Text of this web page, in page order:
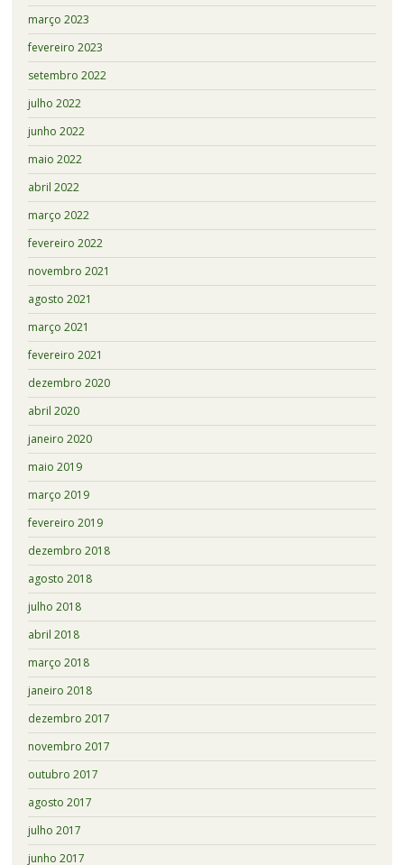
março 2023
fevereiro 2023
setembro 2022
julho 2022
junho 2022
maio 2022
abril 2022
março 2022
fevereiro 2022
novembro 2021
agosto 2021
março 2021
fevereiro 2021
dezembro 2020
abril 2020
janeiro 2020
maio 2019
março 2019
fevereiro 2019
dezembro 2018
agosto 2018
julho 2018
abril 2018
março 2018
janeiro 2018
dezembro 2017
novembro 2017
outubro 2017
agosto 2017
julho 2017
junho 2017